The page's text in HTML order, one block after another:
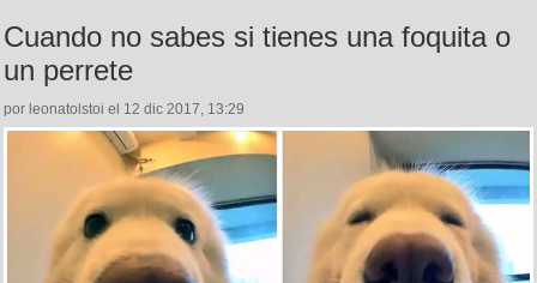
Cuando no sabes si tienes una foquita o
un perrete
por leonatolstoi el 12 dic 2017, 13:29